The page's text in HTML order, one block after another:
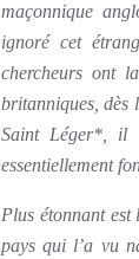
maçonnique
ignoré cet
chercheurs ont
britanniques, dès
Saint Léger*, il
essentiellement
Plus étonnant
pays qui l’a vu